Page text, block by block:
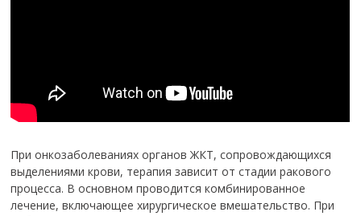
При онкозаболеваниях органов ЖКТ, сопровождающихся
выделениями крови, терапия зависит от стадии ракового
процесса. В основном проводится комбинированное
лечение, включающее хирургическое вмешательство. При